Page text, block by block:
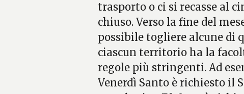
trasporto o ci si recasse al
chiuso. Verso la fine del
possibile togliere alcune di
ciascun territorio ha la
regole più stringenti. Ad
Venerdì Santo è richiesto il